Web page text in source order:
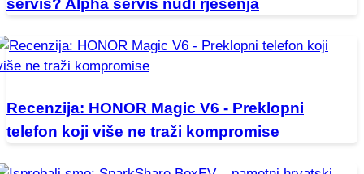
servis? Alpha servis nudi rješenja
Recenzija: HONOR Magic V6 - Preklopni
telefon koji više ne traži kompromise